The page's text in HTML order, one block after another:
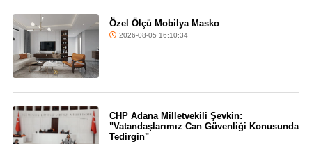
Özel Ölçü Mobilya Masko
2026-08-05 16:10:34
CHP Adana Milletvekili Şevkin:
"Vatandaşlarımız Can Güvenliği Konusunda
Tedirgin"